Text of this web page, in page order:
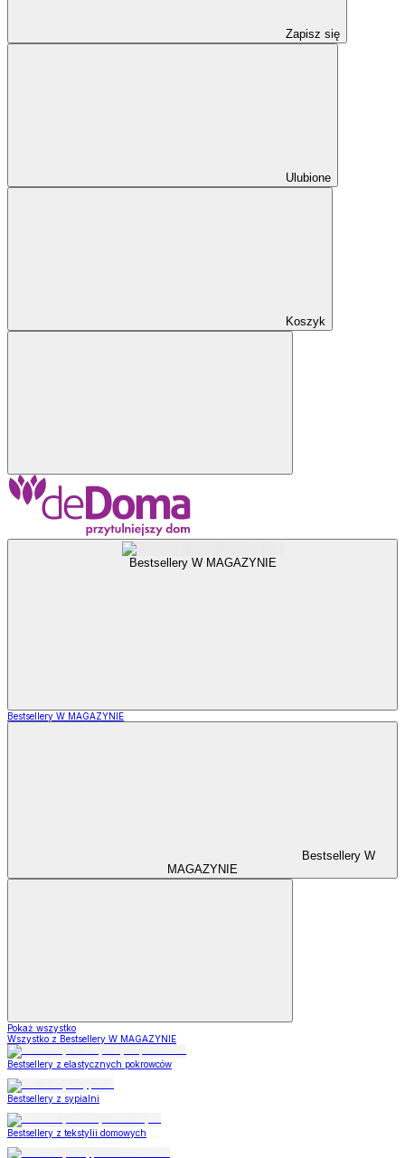
Zapisz się
Ulubione
Koszyk
Bestsellery W MAGAZYNIE
Bestsellery W MAGAZYNIE
Bestsellery W
MAGAZYNIE
Pokaż wszystko
Wszystko z Bestsellery W MAGAZYNIE
Bestsellery z elastycznych pokrowców
Bestsellery z sypialni
Bestsellery z tekstylii domowych